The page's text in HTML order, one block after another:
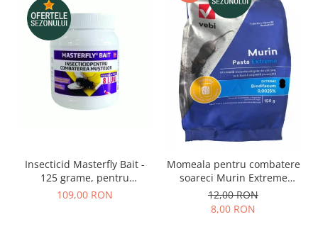
Insecticid Masterfly Bait -
125 grame, pentru
combaterea mustelor
109,00 RON
Momeala pentru combatere
soareci Murin Extreme
Pasta, 150 grame
12,00 RON
8,00 RON